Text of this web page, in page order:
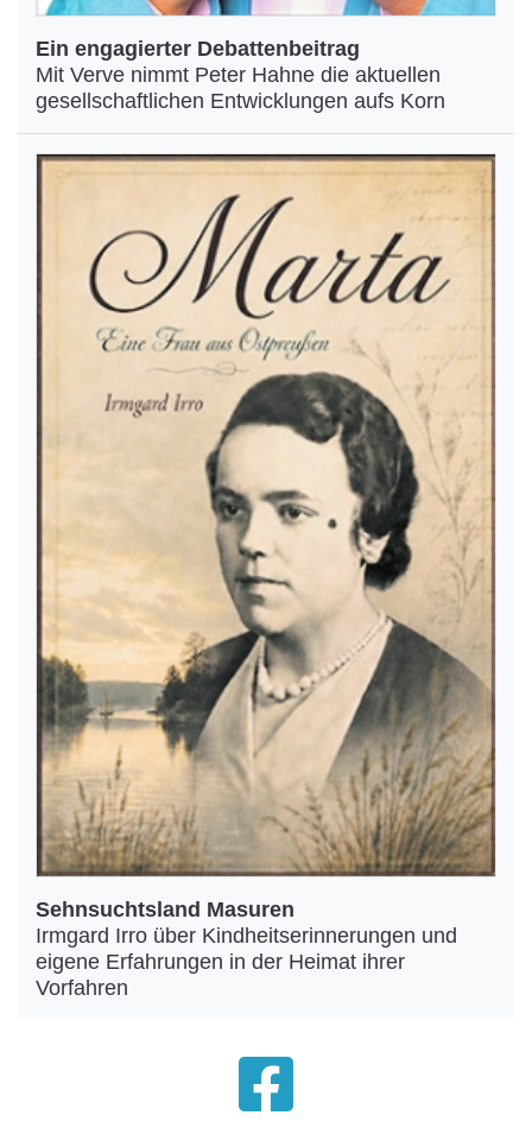
Ein engagierter Debattenbeitrag
Mit Verve nimmt Peter Hahne die aktuellen
gesellschaftlichen Entwicklungen aufs Korn
Sehnsuchtsland Masuren
Irmgard Irro über Kindheitserinnerungen und
eigene Erfahrungen in der Heimat ihrer
Vorfahren